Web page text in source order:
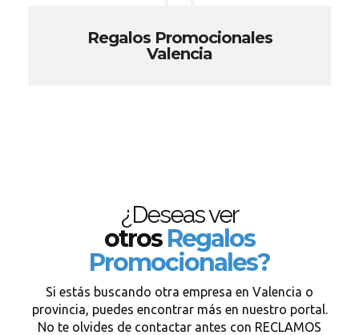
Regalos Promocionales
Valencia
¿Deseas ver
otrosRegalos
Promocionales?
Si estás buscando otra empresa en Valencia o
provincia, puedes encontrar más en nuestro portal.
No te olvides de contactar antes con RECLAMOS